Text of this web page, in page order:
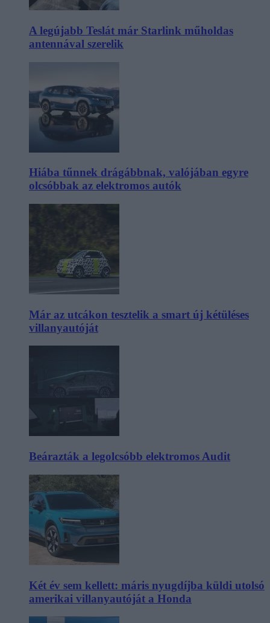
A legújabb Teslát már Starlink műholdas
antennával szerelik
Hiába tűnnek drágábbnak, valójában egyre
olcsóbbak az elektromos autók
Már az utcákon tesztelik a smart új kétüléses
villanyautóját
Beárazták a legolcsóbb elektromos Audit
Két év sem kellett: máris nyugdíjba küldi utolsó
amerikai villanyautóját a Honda